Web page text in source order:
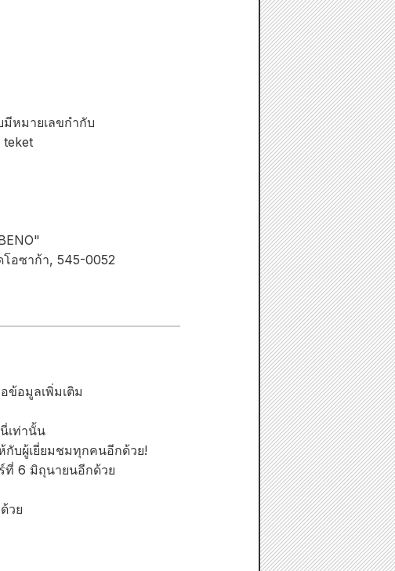
หมายเลขกำกับ
teket
อซาก้า, 545-0052
ข้อมูลเพิ่มเติม
เท่านั้น
กับผู้เยี่ยมชมทุกคนอีกด้วย!
ที่ 6 มิถุนายนอีกด้วย
วย